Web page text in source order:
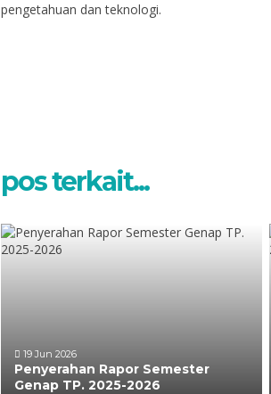
pengetahuan dan teknologi.
pos terkait...
19 Jun 2026
Penyerahan Rapor Semester
Genap TP. 2025-2026